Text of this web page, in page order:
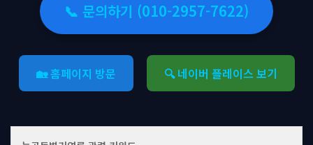
📞 문의하기 (010-2957-7622)
🏡 홈페이지 방문 🔍 네이버 플레이스 보기